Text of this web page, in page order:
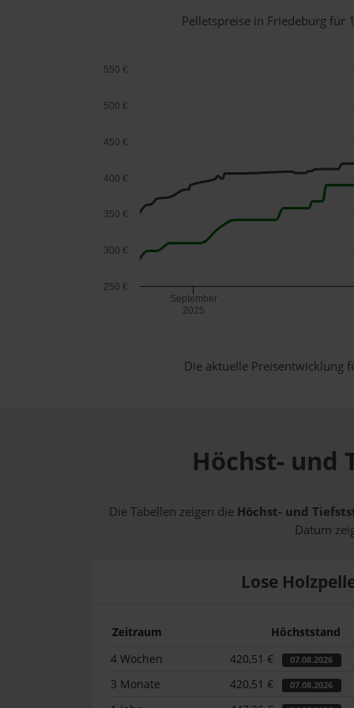
Pelletspreise in Friedeburg für
September
2025
250 €
300 €
350 €
400 €
450 €
500 €
550 €
Die aktuelle Preisentwicklung
Höchst- und
Die Tabellen zeigen die Höchst- und
Datum
Lose
Zeitraum Höchststand
4 Wochen
420,51 € 07.08.2026
3 Monate 420,51 € 07.08.2026